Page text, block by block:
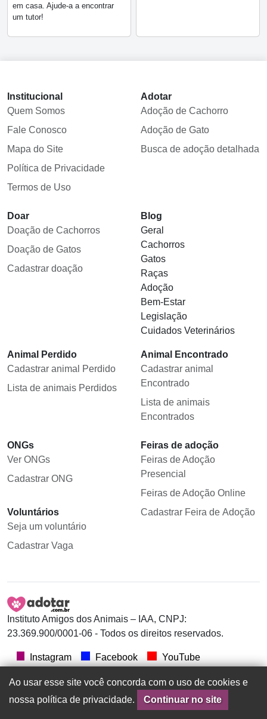
em casa. Ajude-a a encontrar
um tutor!
Institucional
Quem Somos
Fale Conosco
Mapa do Site
Política de Privacidade
Termos de Uso
Adotar
Adoção de Cachorro
Adoção de Gato
Busca de adoção detalhada
Doar
Doação de Cachorros
Doação de Gatos
Cadastrar doação
Blog
Geral
Cachorros
Gatos
Raças
Adoção
Bem-Estar
Legislação
Cuidados Veterinários
Animal Perdido
Cadastrar animal Perdido
Lista de animais Perdidos
Animal Encontrado
Cadastrar animal
Encontrado
Lista de animais
Encontrados
ONGs
Ver ONGs
Cadastrar ONG
Voluntários
Seja um voluntário
Cadastrar Vaga
Feiras de adoção
Feiras de Adoção
Presencial
Feiras de Adoção Online
Cadastrar Feira de Adoção
Instituto Amigos dos Animais – IAA, CNPJ:
23.369.900/0001-06 - Todos os direitos reservados.
Instagram Facebook YouTube
Ao usar esse site você concorda com o uso de cookies e
nossa política de privacidade.
Continuar no site